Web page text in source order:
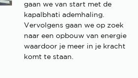
gaan we van start met de
kapalbhati ademhaling.
Vervolgens gaan we op zoek
naar een opbouw van energie
waardoor je meer in je kracht
komt te staan.